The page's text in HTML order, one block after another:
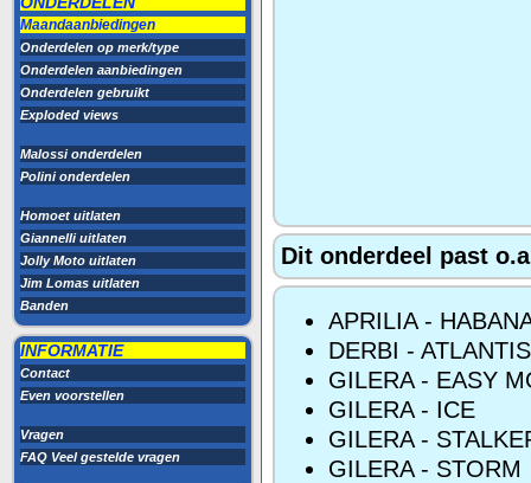
Maandaanbiedingen
Onderdelen op merk/type
Onderdelen aanbiedingen
Onderdelen gebruikt
Exploded views
Malossi onderdelen
Polini onderdelen
Homoet uitlaten
Giannelli uitlaten
Jolly Moto uitlaten
Jim Lomas uitlaten
Banden
INFORMATIE
Contact
Even voorstellen
Vragen
FAQ Veel gestelde vragen
Dit onderdeel past
APRILIA -
DERBI -
GILERA - EASY
GILERA - ICE
GILERA -
GILERA - STORM